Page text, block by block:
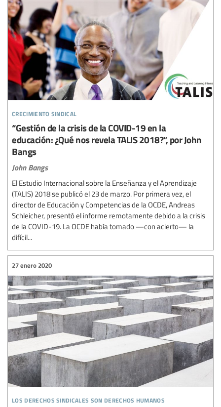
crecimiento sindical
“Gestión de la crisis de la COVID-19 en la
educación: ¿Qué nos revela TALIS 2018?”, por John
Bangs
John Bangs
El Estudio Internacional sobre la Enseñanza y el Aprendizaje
(TALIS) 2018 se publicó el 23 de marzo. Por primera vez, el
director de Educación y Competencias de la OCDE, Andreas
Schleicher, presentó el informe remotamente debido a la crisis
de la COVID-19. La OCDE había tomado —con acierto— la
difícil...
los derechos sindicales son derechos humanos
27 enero 2020